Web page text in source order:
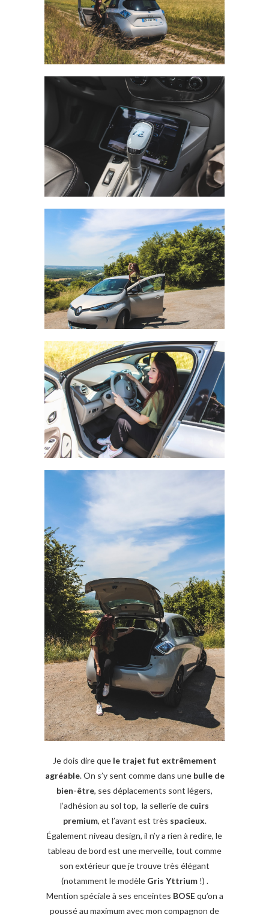
Je dois dire quele trajet fut extrêmement
agréable. On s’y sent comme dans une bulle de
bien-être, ses déplacements sont légers,
l’adhésion au sol top, la sellerie de cuirs
premium, et l’avant est très spacieux.
Également niveau design, il n’y a rien à redire, le
tableau de bord est une merveille, tout comme
son extérieur que je trouve très élégant
(notamment le modèle Gris Yttrium!) .
Mention spéciale à ses enceintes BOSEqu’on a
poussé au maximum avec mon compagnon de